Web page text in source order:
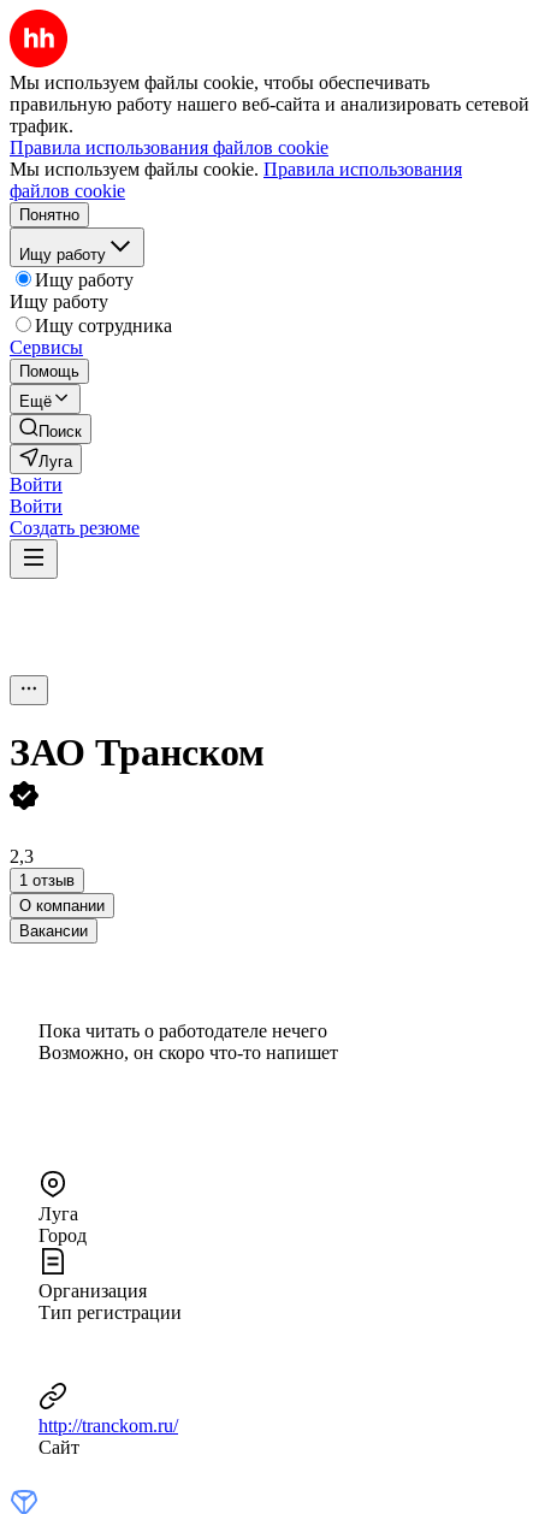
Мы используем файлы cookie, чтобы обеспечивать
правильную работу нашего веб-сайта и анализировать сетевой
трафик.
Правила использования файлов cookie
Мы используем файлы cookie. Правила использования
файлов cookie
Понятно
Ищу работу
Ищу работу
Ищу работу
Ищу сотрудника
Сервисы
Помощь
Ещё
Поиск
Луга
Войти
Войти
Создать резюме
ЗАО Транском
2,3
1 отзыв
О компании
Вакансии
Пока читать о работодателе нечего
Возможно, он скоро что‑то напишет
Луга
Город
Организация
Тип регистрации
http://tranckom.ru/
Сайт